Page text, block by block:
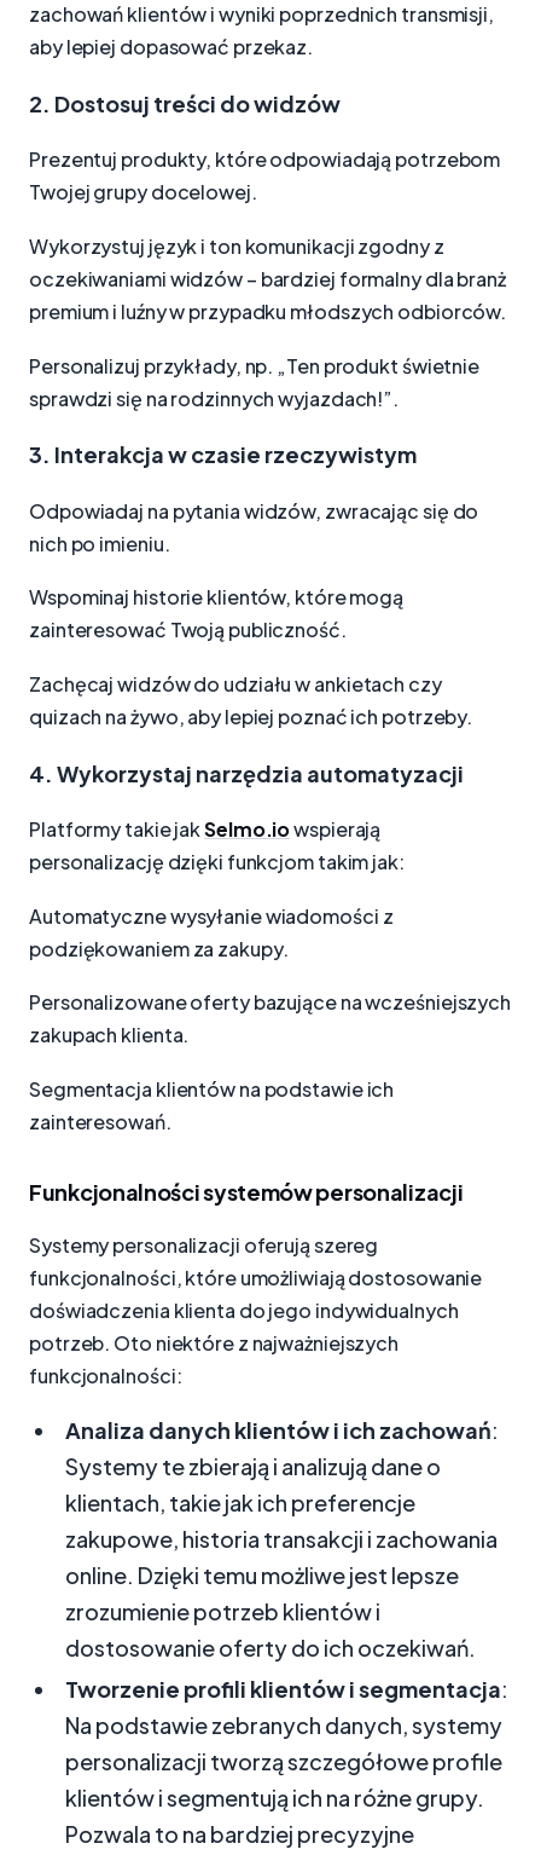
zachowań klientów i wyniki poprzednich transmisji,
aby lepiej dopasować przekaz.
2. Dostosuj treści do widzów
Prezentuj produkty, które odpowiadają potrzebom
Twojej grupy docelowej.
Wykorzystuj język i ton komunikacji zgodny z
oczekiwaniami widzów – bardziej formalny dla branż
premium i luźny w przypadku młodszych odbiorców.
Personalizuj przykłady, np. „Ten produkt świetnie
sprawdzi się na rodzinnych wyjazdach!”.
3. Interakcja w czasie rzeczywistym
Odpowiadaj na pytania widzów, zwracając się do
nich po imieniu.
Wspominaj historie klientów, które mogą
zainteresować Twoją publiczność.
Zachęcaj widzów do udziału w ankietach czy
quizach na żywo, aby lepiej poznać ich potrzeby.
4. Wykorzystaj narzędzia automatyzacji
Platformy takie jakSelmo.iowspierają
personalizację dzięki funkcjom takim jak:
Automatyczne wysyłanie wiadomości z
podziękowaniem za zakupy.
Personalizowane oferty bazujące na wcześniejszych
zakupach klienta.
Segmentacja klientów na podstawie ich
zainteresowań.
Funkcjonalności systemów personalizacji
Systemy personalizacji oferują szereg
funkcjonalności, które umożliwiają dostosowanie
doświadczenia klienta do jego indywidualnych
potrzeb. Oto niektóre z najważniejszych
funkcjonalności:
Analiza danych klientów i ich zachowań:
Systemy te zbierają i analizują dane o
klientach, takie jak ich preferencje
zakupowe, historia transakcji i zachowania
online. Dzięki temu możliwe jest lepsze
zrozumienie potrzeb klientów i
dostosowanie oferty do ich oczekiwań.
Tworzenie profili klientów i segmentacja:
Na podstawie zebranych danych, systemy
personalizacji tworzą szczegółowe profile
klientów i segmentują ich na różne grupy.
Pozwala to na bardziej precyzyjne